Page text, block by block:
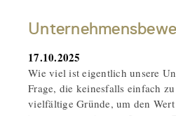
17.10.2025
Wie viel ist eigentlich unsere
Frage, die keinesfalls einfach
vielfältige Gründe, um den